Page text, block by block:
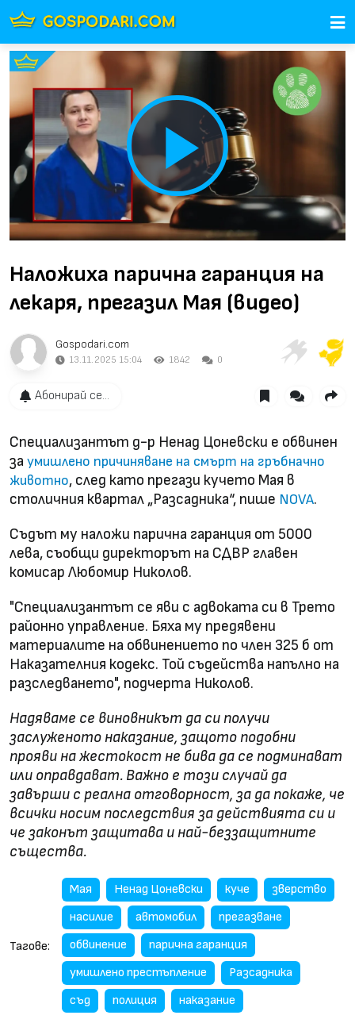
Play
Video
Наложиха парична гаранция на
лекаря, прегазил Мая (видео)
Gospodari.com
13.11.2025 15:04 1842 0
Абонирай се...
Специализантът д-р Ненад Цоневски е обвинен
за умишлено причиняване на смърт на гръбначно
животно, след като прегази кучето Мая в
столичния квартал „Разсадника“, пише NOVA.
Съдът му наложи парична гаранция от 5000
лева, съобщи директорът на СДВР главен
комисар Любомир Николов.
"Специализантът се яви с адвоката си в Трето
районно управление. Бяха му предявени
материалите на обвинението по член 325 б от
Наказателния кодекс. Той съдейства напълно на
разследването", подчерта Николов.
Надяваме се виновникът да си получи
заслуженото наказание, защото подобни
прояви на жестокост не бива да се подминават
или оправдават. Важно е този случай да
завърши с реална отговорност, за да покаже, че
всички носим последствия за действията си и
че законът защитава и най-беззащитните
същества.
Тагове:
Мая Ненад Цоневски куче
зверство
насилие
автомобил
прегазване
обвинение
парична гаранция
умишлено престъпление
Разсадника
съд
полиция наказание